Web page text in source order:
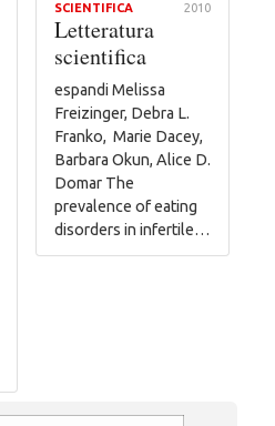
SCIENTIFICA
2010
Letteratura
scientifica
espandi Melissa
Freizinger, Debra L.
Franko, Marie Dacey,
Barbara Okun, Alice D.
Domar The
prevalence of eating
disorders in infertile…